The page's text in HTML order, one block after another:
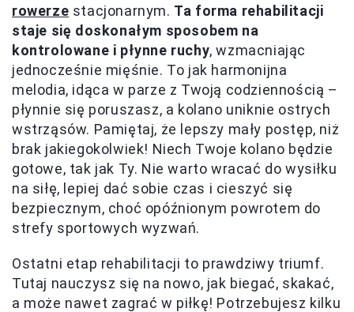
rowerze stacjonarnym. Ta forma rehabilitacji
staje się doskonałym sposobem na
kontrolowane i płynne ruchy, wzmacniając
jednocześnie mięśnie. To jak harmonijna
melodia, idąca w parze z Twoją codziennością –
płynnie się poruszasz, a kolano uniknie ostrych
wstrząsów. Pamiętaj, że lepszy mały postęp, niż
brak jakiegokolwiek! Niech Twoje kolano będzie
gotowe, tak jak Ty. Nie warto wracać do wysiłku
na siłę, lepiej dać sobie czas i cieszyć się
bezpiecznym, choć opóźnionym powrotem do
strefy sportowych wyzwań.
Ostatni etap rehabilitacji to prawdziwy triumf.
Tutaj nauczysz się na nowo, jak biegać, skakać,
a może nawet zagrać w piłkę! Potrzebujesz kilku